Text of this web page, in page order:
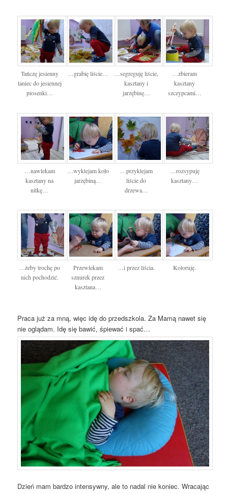
Tańczę jesienny
taniec do jesiennej
piosenki…
…grabię liście…
…segreguję liście,
kasztany i
jarzębinę…
…zbieram
kasztany
szczypcami…
…nawlekam
kasztany na
nitkę…
…wyklejam koło
jarzębiną…
…przyklejam
liście do
drzewa…
…rozsypuję
kasztany…
…żeby trochę po
nich pochodzić.
Przewlekam
sznurek przez
kasztana…
…i przez liścia. Koloruję.
Praca już za mną, więc idę do przedszkola. Za Mamą nawet się
nie oglądam. Idę się bawić, śpiewać i spać…
Dzień mam bardzo intensywny, ale to nadal nie koniec. Wracając